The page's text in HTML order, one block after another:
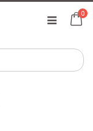
0